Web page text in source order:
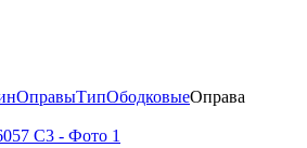
ОправыТипОбодковыеОправа